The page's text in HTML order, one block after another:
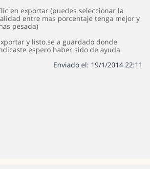
en exportar (puedes seleccionar la
entre mas porcentaje tenga mejor y
pesada)
y listo.se a guardado donde
espero haber sido de ayuda
Enviado el: 19/1/2014 22:11